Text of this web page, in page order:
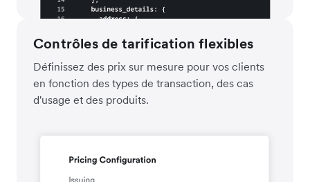
Contrôles de tarification flexibles
Définissez des prix sur mesure pour vos clients
en fonction des types de transaction, des cas
d'usage et des produits.